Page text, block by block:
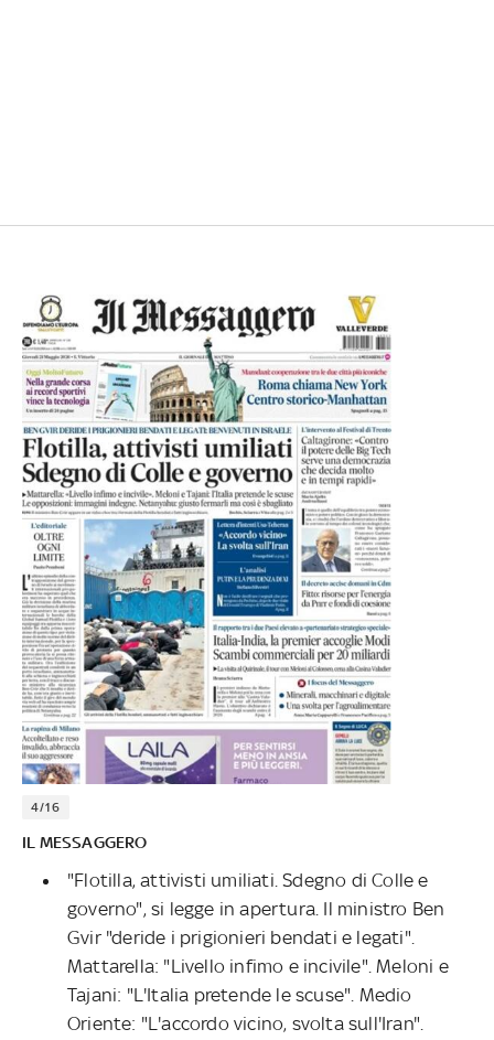
4/16
IL MESSAGGERO
"Flotilla, attivisti umiliati. Sdegno di Colle e
governo", si legge in apertura. Il ministro Ben
Gvir "deride i prigionieri bendati e legati".
Mattarella: "Livello infimo e incivile". Meloni e
Tajani: "L'Italia pretende le scuse". Medio
Oriente: "L'accordo vicino, svolta sull'Iran".